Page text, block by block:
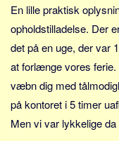
Lande
Tyrkiet
Spanien
Sverige
Norge
En lille praktisk
opholdstilladelse. Der
det på en uge, der var
at forlænge vores
væbn dig med
på kontoret i 5 timer
Men vi var lykkelige